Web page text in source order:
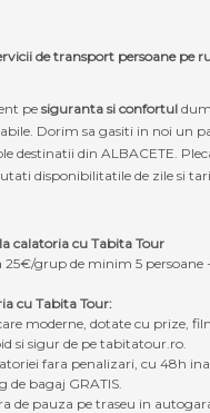
de transport persoane pe
pe siguranta si confortul
Dorim sa gasiti in noi un
destinatii din ALBACETE.
disponibilitatile de zile si
calatoria cu Tabita Tour
25€/grup de minim 5 persoane
cu Tabita Tour:
moderne, dotate cu prize,
si sigur de pe tabitatour.ro.
fara penalizari, cu 48h
bagaj GRATIS.
de pauza pe traseu in